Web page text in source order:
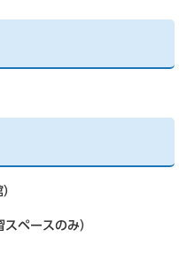
ペースのみ）